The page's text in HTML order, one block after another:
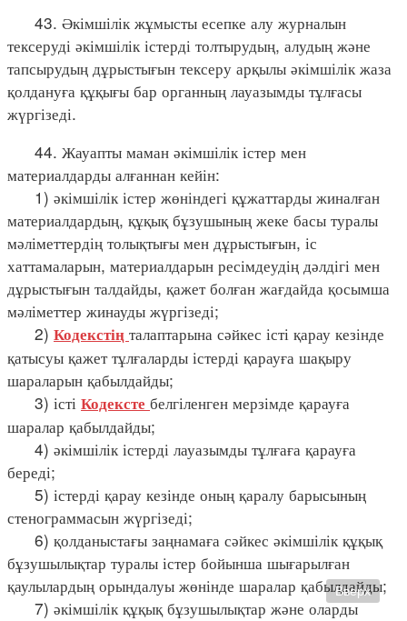
43. Әкімшілік жұмысты есепке алу журналын
тексеруді әкімшілік істерді толтырудың, алудың және
тапсырудың дұрыстығын тексеру арқылы әкімшілік жаза
қолдануға құқығы бар органның лауазымды тұлғасы
жүргізеді.
44. Жауапты маман әкімшілік істер мен
материалдарды алғаннан кейін:
1) әкімшілік істер жөніндегі құжаттарды жиналған
материалдардың, құқық бұзушының жеке басы туралы
мәліметтердің толықтығы мен дұрыстығын, іс
хаттамаларын, материалдарын ресімдеудің дәлдігі мен
дұрыстығын талдайды, қажет болған жағдайда қосымша
мәліметтер жинауды жүргізеді;
2) Кодекстің талаптарына сәйкес істі қарау кезінде
қатысуы қажет тұлғаларды істерді қарауға шақыру
шараларын қабылдайды;
3) істі Кодексте белгіленген мерзімде қарауға
шаралар қабылдайды;
4) әкімшілік істерді лауазымды тұлғаға қарауға
береді;
5) істерді қарау кезінде оның қаралу барысының
стенограммасын жүргізеді;
6) қолданыстағы заңнамаға сәйкес әкімшілік құқық
бұзушылықтар туралы істер бойынша шығарылған
қаулылардың орындалуы жөнінде шаралар қабылдайды;
7) әкімшілік құқық бұзушылықтар және оларды
Вверх